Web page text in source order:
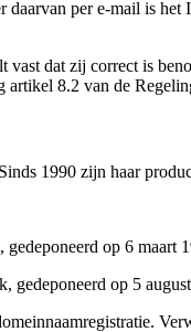
per e-mail is
dat zij correct is
artikel 8.2 van de
1990 zijn haar
op 6 maart
op 5